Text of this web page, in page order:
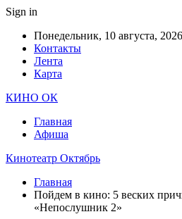
Sign in
Понедельник, 10 августа, 2026
Контакты
Лента
Карта
КИНО ОК
Главная
Афиша
Кинотеатр Октябрь
Главная
Пойдем в кино: 5 веских
«Непослушник 2»